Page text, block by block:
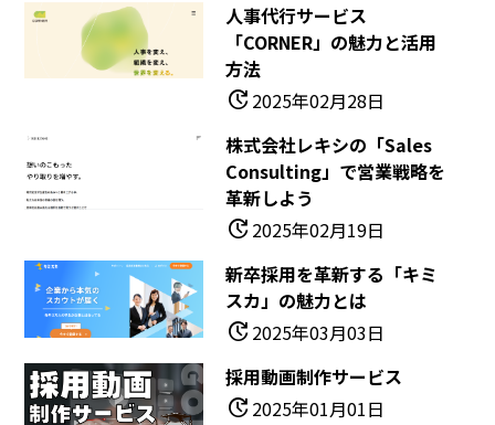
人事代行サービス
「CORNER」の魅力と活用
方法
update2025年02月28日
株式会社レキシの「Sales
Consulting」で営業戦略を
革新しよう
update2025年02月19日
新卒採用を革新する「キミ
スカ」の魅力とは
update2025年03月03日
採用動画制作サービス
update2025年01月01日